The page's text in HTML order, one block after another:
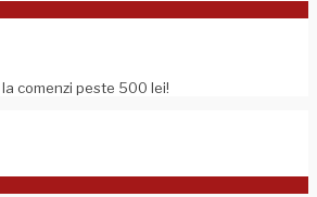
comenzi peste 500 lei!